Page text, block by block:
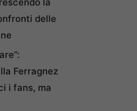
delle
Ferragnez
i fans, ma